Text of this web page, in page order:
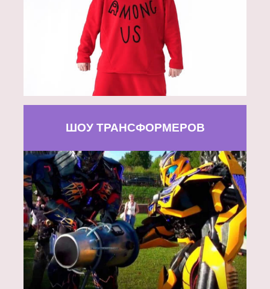
ШОУ ТРАНСФОРМЕРОВ